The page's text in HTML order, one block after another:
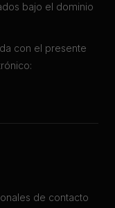
bajo el dominio
con el presente
de contacto